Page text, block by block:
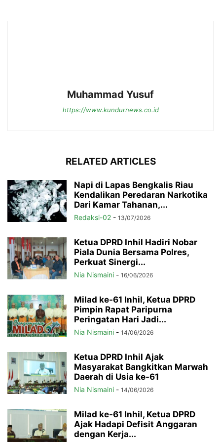
Muhammad Yusuf
https://www.kundurnews.co.id
RELATED ARTICLES
Napi di Lapas Bengkalis Riau
Kendalikan Peredaran Narkotika
Dari Kamar Tahanan,...
Redaksi-02 - 13/07/2026
Ketua DPRD Inhil Hadiri Nobar
Piala Dunia Bersama Polres,
Perkuat Sinergi...
Nia Nismaini - 16/06/2026
Milad ke-61 Inhil, Ketua DPRD
Pimpin Rapat Paripurna
Peringatan Hari Jadi...
Nia Nismaini - 14/06/2026
Ketua DPRD Inhil Ajak
Masyarakat Bangkitkan Marwah
Daerah di Usia ke-61
Nia Nismaini - 14/06/2026
Milad ke-61 Inhil, Ketua DPRD
Ajak Hadapi Defisit Anggaran
dengan Kerja...